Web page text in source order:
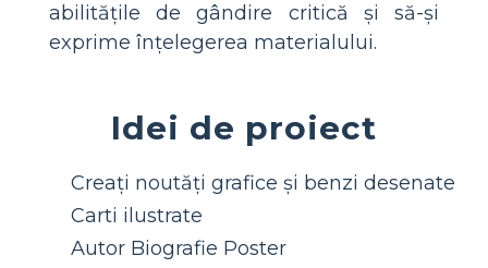
abilitățile de gândire critică și să-și
exprime înțelegerea materialului.
Idei de proiect
Creați noutăți grafice și benzi desenate
Carti ilustrate
Autor Biografie Poster